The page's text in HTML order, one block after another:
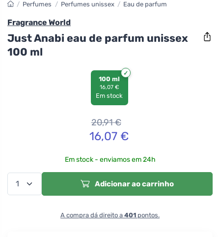
/ Perfumes / Perfumes unissex / Eau de parfum
Fragrance World
Just Anabi eau de parfum unissex
100 ml
100 ml
16,07 €
Em stock
20,91€
16,07 €
Em stock - enviamos em 24h
Adicionar ao carrinho
A compra dá direito a 401 pontos.